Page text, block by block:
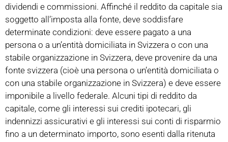
dividendi e commissioni. Affinché il reddito da capitale sia
soggetto all’imposta alla fonte, deve soddisfare
determinate condizioni: deve essere pagato a una
persona o a un’entità domiciliata in Svizzera o con una
stabile organizzazione in Svizzera, deve provenire da una
fonte svizzera (cioè una persona o un’entità domiciliata o
con una stabile organizzazione in Svizzera) e deve essere
imponibile a livello federale. Alcuni tipi di reddito da
capitale, come gli interessi sui crediti ipotecari, gli
indennizzi assicurativi e gli interessi sui conti di risparmio
fino a un determinato importo, sono esenti dalla ritenuta